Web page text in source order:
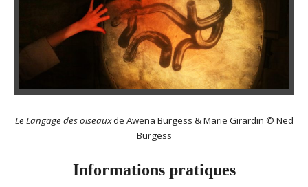
Le Langage des oiseauxde Awena Burgess & Marie Girardin © Ned
Burgess
Informations pratiques